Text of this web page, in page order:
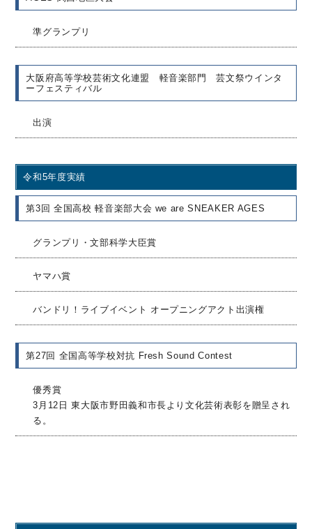
準グランプリ
大阪府高等学校芸術文化連盟 軽音楽部門 芸文祭ウインタ
ーフェスティバル
出演
令和5年度実績
第3回 全国高校 軽音楽部大会 we are SNEAKER AGES
グランプリ・文部科学大臣賞
ヤマハ賞
バンドリ！ライブイベント オープニングアクト出演権
第27回 全国高等学校対抗 Fresh Sound Contest
優秀賞
3月12日 東大阪市野田義和市長より文化芸術表彰を贈呈され
る。